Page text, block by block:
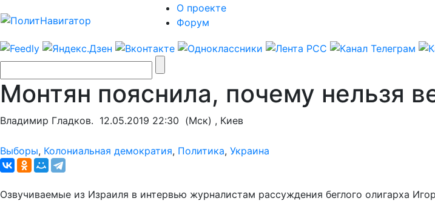
О проекте
Форум
Монтян пояснила, почему нельзя
Владимир Гладков. 12.05.2019 22:30 (Мск) , Киев
Выборы, Колониальная демократия, Политика, Украина
Озвучиваемые из Израиля в интервью журналистам рассуждения беглого олигарха